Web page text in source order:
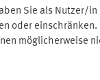
Sie als Nutzer/
oder
möglicherweise